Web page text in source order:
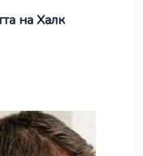
на Халк